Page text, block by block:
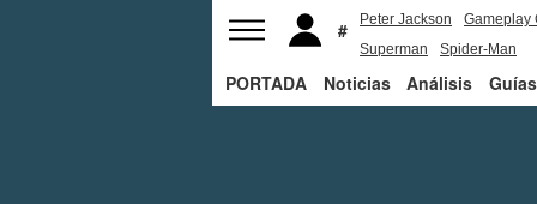
Peter Jackson
Gameplay
Superman
Spider-Man
PORTADA Noticias Análisis Guías